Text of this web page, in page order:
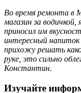
Во время ремонта в
магазин за
приносил им
интересный напиток
прихожу решать
руке, это сильно
Константин.
Изучайте